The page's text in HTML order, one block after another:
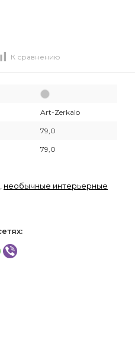
К сравнению
Art-Zerkalo
79,0
79,0
необычные интерьерные